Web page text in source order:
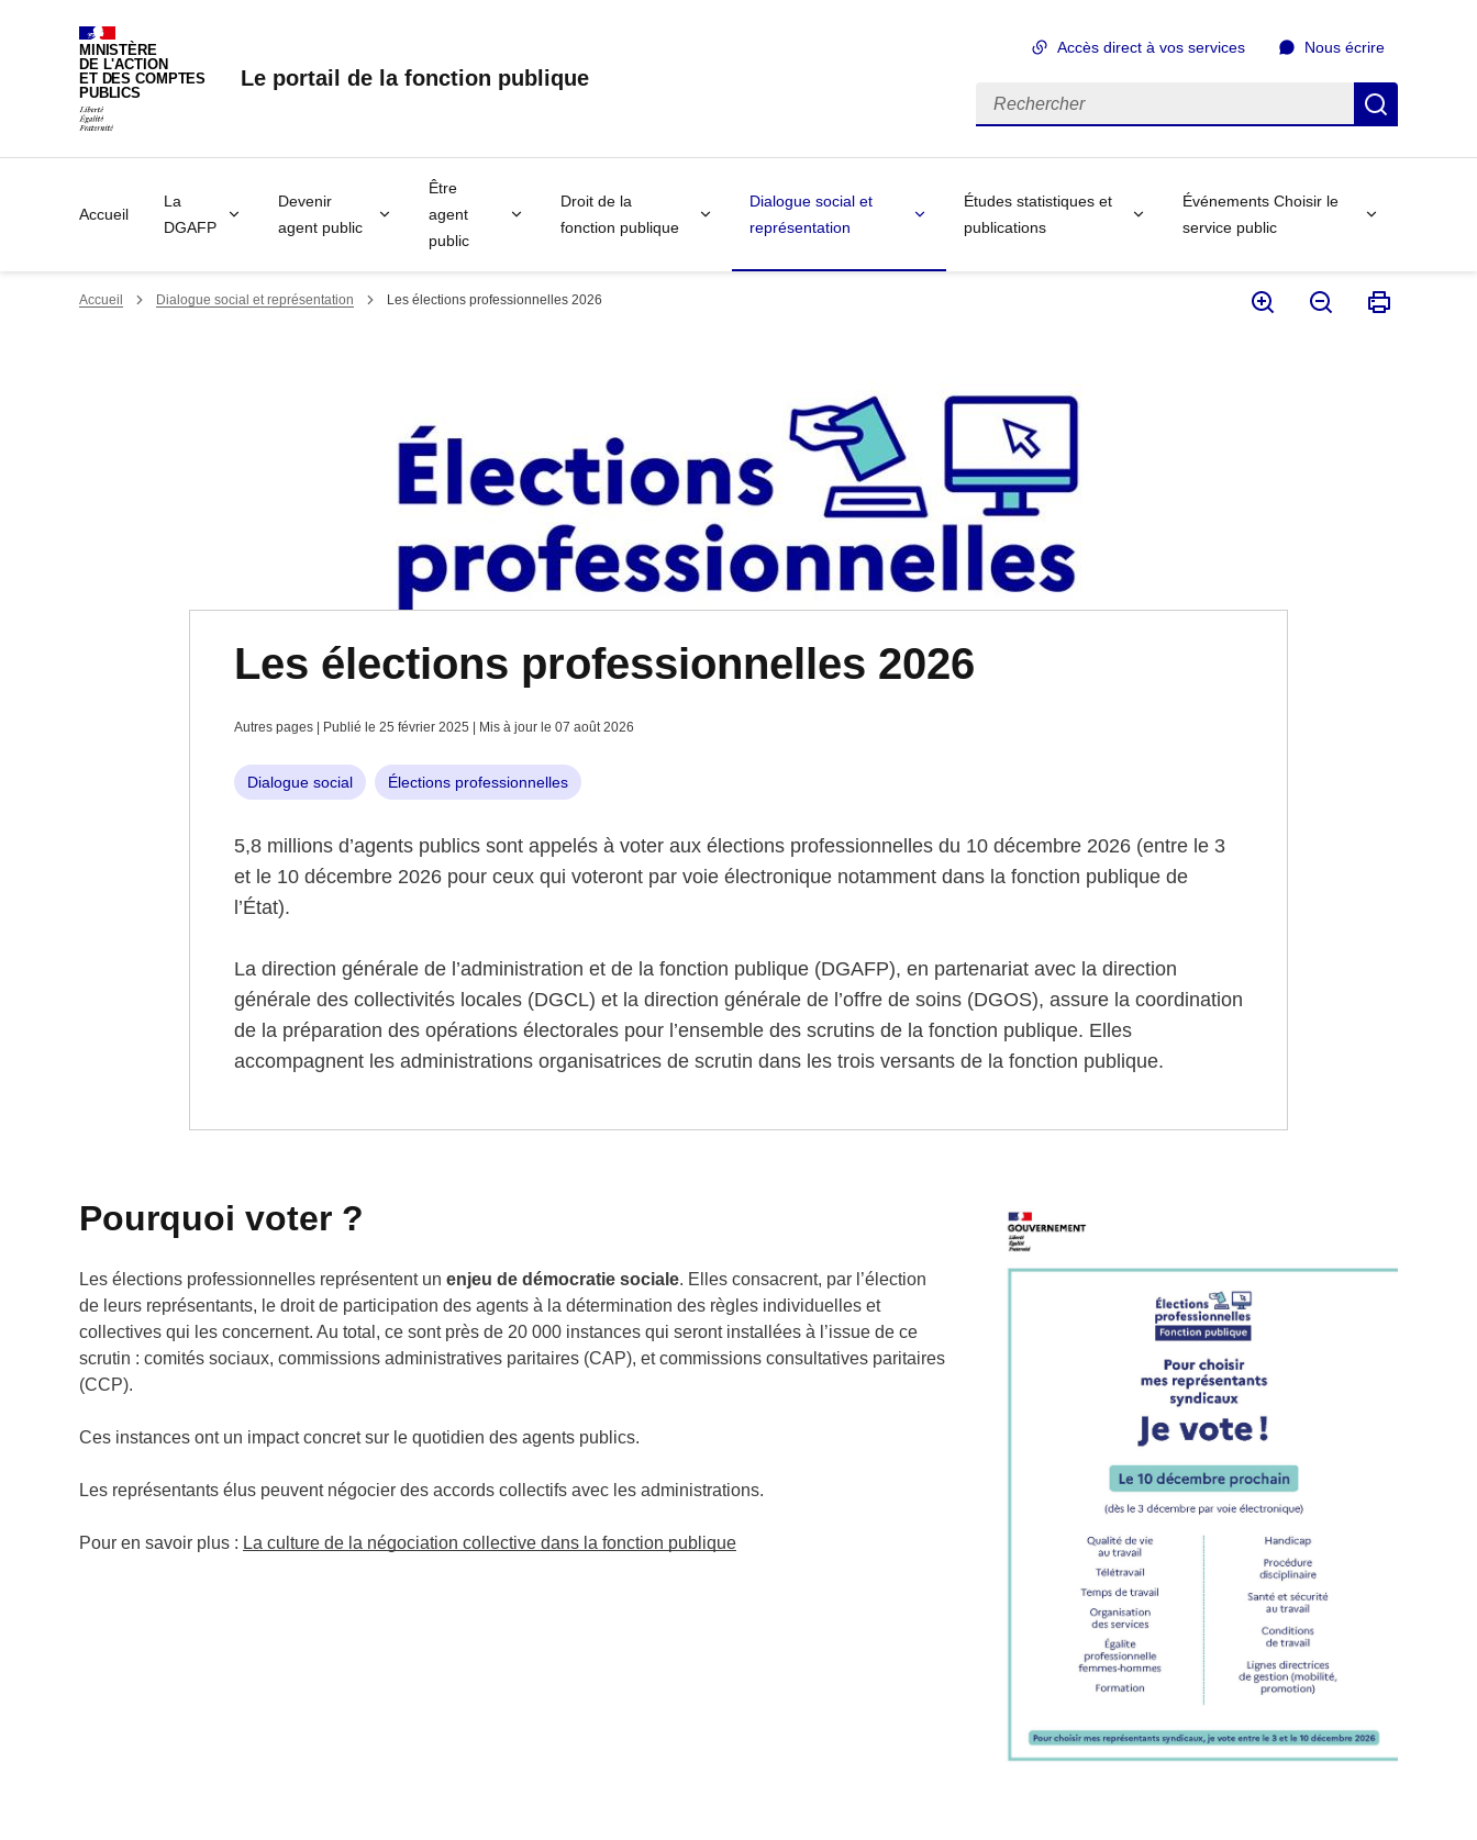
MINISTÈRE
DE L'ACTION
ET DES COMPTES
PUBLICS
Le portail de la fonction publique
Accès direct à vos services Nous écrire
Rechercher
Accueil
La
DGAFP
Devenir
agent public
Être
agent
public
Droit de la
fonction publique
Dialogue social et
représentation
Études statistiques et
publications
Événements Choisir le
service public
Accueil Dialogue social et représentation Les élections professionnelles 2026
Les élections professionnelles 2026
Autres pages | Publié le 25 février 2025 | Mis à jour le 07 août 2026
Dialogue social Élections professionnelles
5,8 millions d’agents publics sont appelés à voter aux élections professionnelles du 10 décembre 2026 (entre le 3
et le 10 décembre 2026 pour ceux qui voteront par voie électronique notamment dans la fonction publique de
l’État).
La direction générale de l’administration et de la fonction publique (DGAFP), en partenariat avec la direction
générale des collectivités locales (DGCL) et la direction générale de l’offre de soins (DGOS), assure la coordination
de la préparation des opérations électorales pour l’ensemble des scrutins de la fonction publique. Elles
accompagnent les administrations organisatrices de scrutin dans les trois versants de la fonction publique.
Pourquoi voter ?
Les élections professionnelles représentent un enjeu de démocratie sociale. Elles consacrent, par l’élection
de leurs représentants, le droit de participation des agents à la détermination des règles individuelles et
collectives qui les concernent. Au total, ce sont près de 20 000 instances qui seront installées à l’issue de ce
scrutin : comités sociaux, commissions administratives paritaires (CAP), et commissions consultatives paritaires
(CCP).
Ces instances ont un impact concret sur le quotidien des agents publics.
Les représentants élus peuvent négocier des accords collectifs avec les administrations.
Pour en savoir plus : La culture de la négociation collective dans la fonction publique